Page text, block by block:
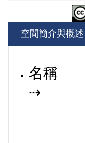
空間簡介與概述
名稱
⇢